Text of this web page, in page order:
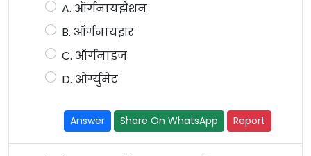
A. ऑर्गनायझेशन
B. ऑर्गनायझर
C. ऑर्गनाइज
D. ओर्ग्युमेंट
Answer Share On WhatsApp Report